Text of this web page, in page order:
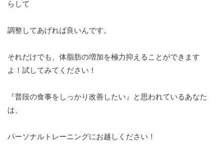
らして
調整してあげれば良いんです。
それだけでも、体脂肪の増加を極力抑えることができます
よ！試してみてください！
『普段の食事をしっかり改善したい』と思われているあなた
は、
パーソナルトレーニングにお越しください！